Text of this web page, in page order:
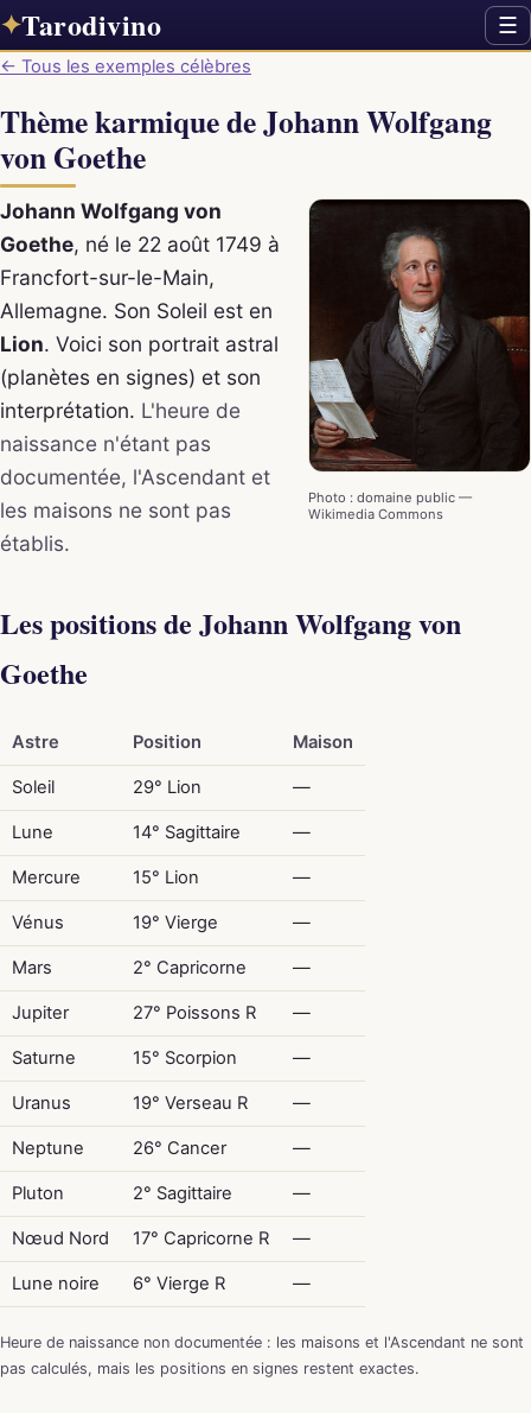
✦Tarodivino ☰
← Tous les exemples célèbres
Thème karmique de Johann Wolfgang
von Goethe
Photo : domaine public —
Wikimedia Commons
Johann Wolfgang von
Goethe, né le 22 août 1749 à
Francfort-sur-le-Main,
Allemagne. Son Soleil est en
Lion. Voici son portrait astral
(planètes en signes) et son
interprétation. L'heure de
naissance n'étant pas
documentée, l'Ascendant et
les maisons ne sont pas
établis.
Les positions de Johann Wolfgang von
Goethe
Astre Position Maison
Soleil 29° Lion —
Lune 14° Sagittaire —
Mercure 15° Lion —
Vénus 19° Vierge —
Mars 2° Capricorne —
Jupiter 27° Poissons R —
Saturne 15° Scorpion —
Uranus 19° Verseau R —
Neptune 26° Cancer —
Pluton 2° Sagittaire —
Nœud Nord 17° Capricorne R —
Lune noire 6° Vierge R —
Heure de naissance non documentée : les maisons et l'Ascendant ne sont
pas calculés, mais les positions en signes restent exactes.